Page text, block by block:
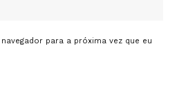
para a próxima vez que eu